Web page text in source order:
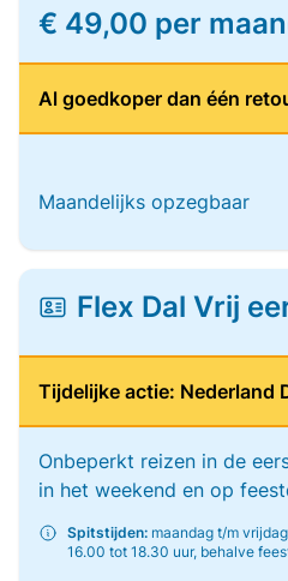
€ 49,00 per
Al goedkoper dan één
Maandelijks opzegbaar
Flex Dal Vrij
Tijdelijke actie: Nederland
Onbeperkt reizen in de
in het weekend en op
Spitstijden: maandag t/m
16.00 tot 18.30 uur, behalve